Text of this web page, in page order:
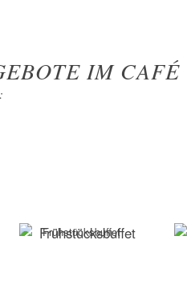
IM CAFÉ
Frühstücksbuffet